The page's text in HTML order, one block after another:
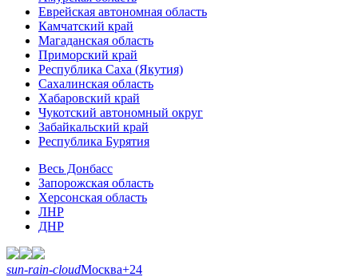
Еврейская автономная область
Камчатский край
Магаданская область
Приморский край
Республика Саха (Якутия)
Сахалинская область
Хабаровский край
Чукотский автономный округ
Забайкальский край
Республика Бурятия
Весь Донбасс
Запорожская область
Херсонская область
ЛНР
ДНР
sun-rain-cloudМосква+24